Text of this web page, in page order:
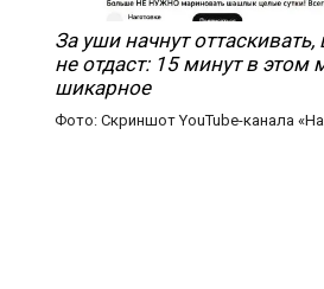
За уши начнут
не отдаст: 15 минут в этом
шикарное
Фото: Скриншот YouTube-канала